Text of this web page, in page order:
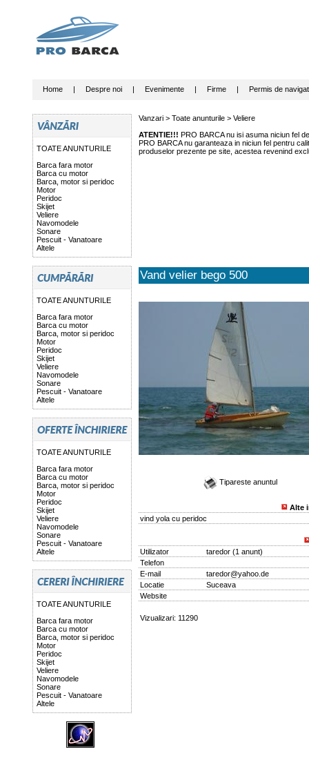
Home| Despre noi| Evenimente| Firme| Permis de
TOATE ANUNTURILE
Barca fara motor
Barca cu motor
Barca, motor si peridoc
Motor
Peridoc
Skijet
Veliere
Navomodele
Sonare
Pescuit - Vanatoare
Altele
TOATE ANUNTURILE
Barca fara motor
Barca cu motor
Barca, motor si peridoc
Motor
Peridoc
Skijet
Veliere
Navomodele
Sonare
Pescuit - Vanatoare
Altele
TOATE ANUNTURILE
Barca fara motor
Barca cu motor
Barca, motor si peridoc
Motor
Peridoc
Skijet
Veliere
Navomodele
Sonare
Pescuit - Vanatoare
Altele
TOATE ANUNTURILE
Barca fara motor
Barca cu motor
Barca, motor si peridoc
Motor
Peridoc
Skijet
Veliere
Navomodele
Sonare
Pescuit - Vanatoare
Altele
Vanzari > Toate anunturile> Veliere
ATENTIE!!! PRO BARCA nu isi asuma niciun fel
PRO BARCA nu garanteaza in niciun fel pentru
produselor prezente pe site, acestea revenind
Vand velier bego 500
Tipareste anuntul
Alte
vind yola cu peridoc
Utilizator taredor(1 anunt)
Telefon
E-mail
taredor@yahoo.de
Locatie
Suceava
Website
Vizualizari: 11290